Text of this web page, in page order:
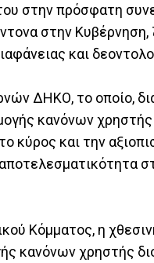
στην πρόσφατη
στην
και
ΔΗΚΟ, το οποίο,
κανόνων χρηστής
κύρος και την
Κόμματος, η
κανόνων χρηστής